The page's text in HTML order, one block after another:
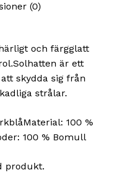
(0)
och färgglatt
är ett
skydda sig från
strålar.
100 %
100 % Bomull
produkt.